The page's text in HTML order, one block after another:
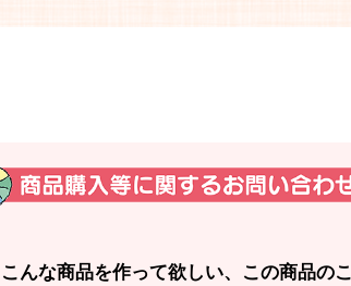
こんな商品を作って欲しい、この商品の